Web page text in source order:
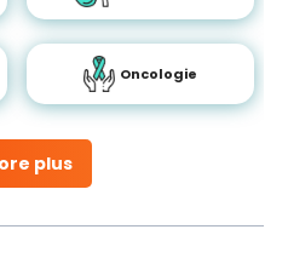
plus
Oncologie